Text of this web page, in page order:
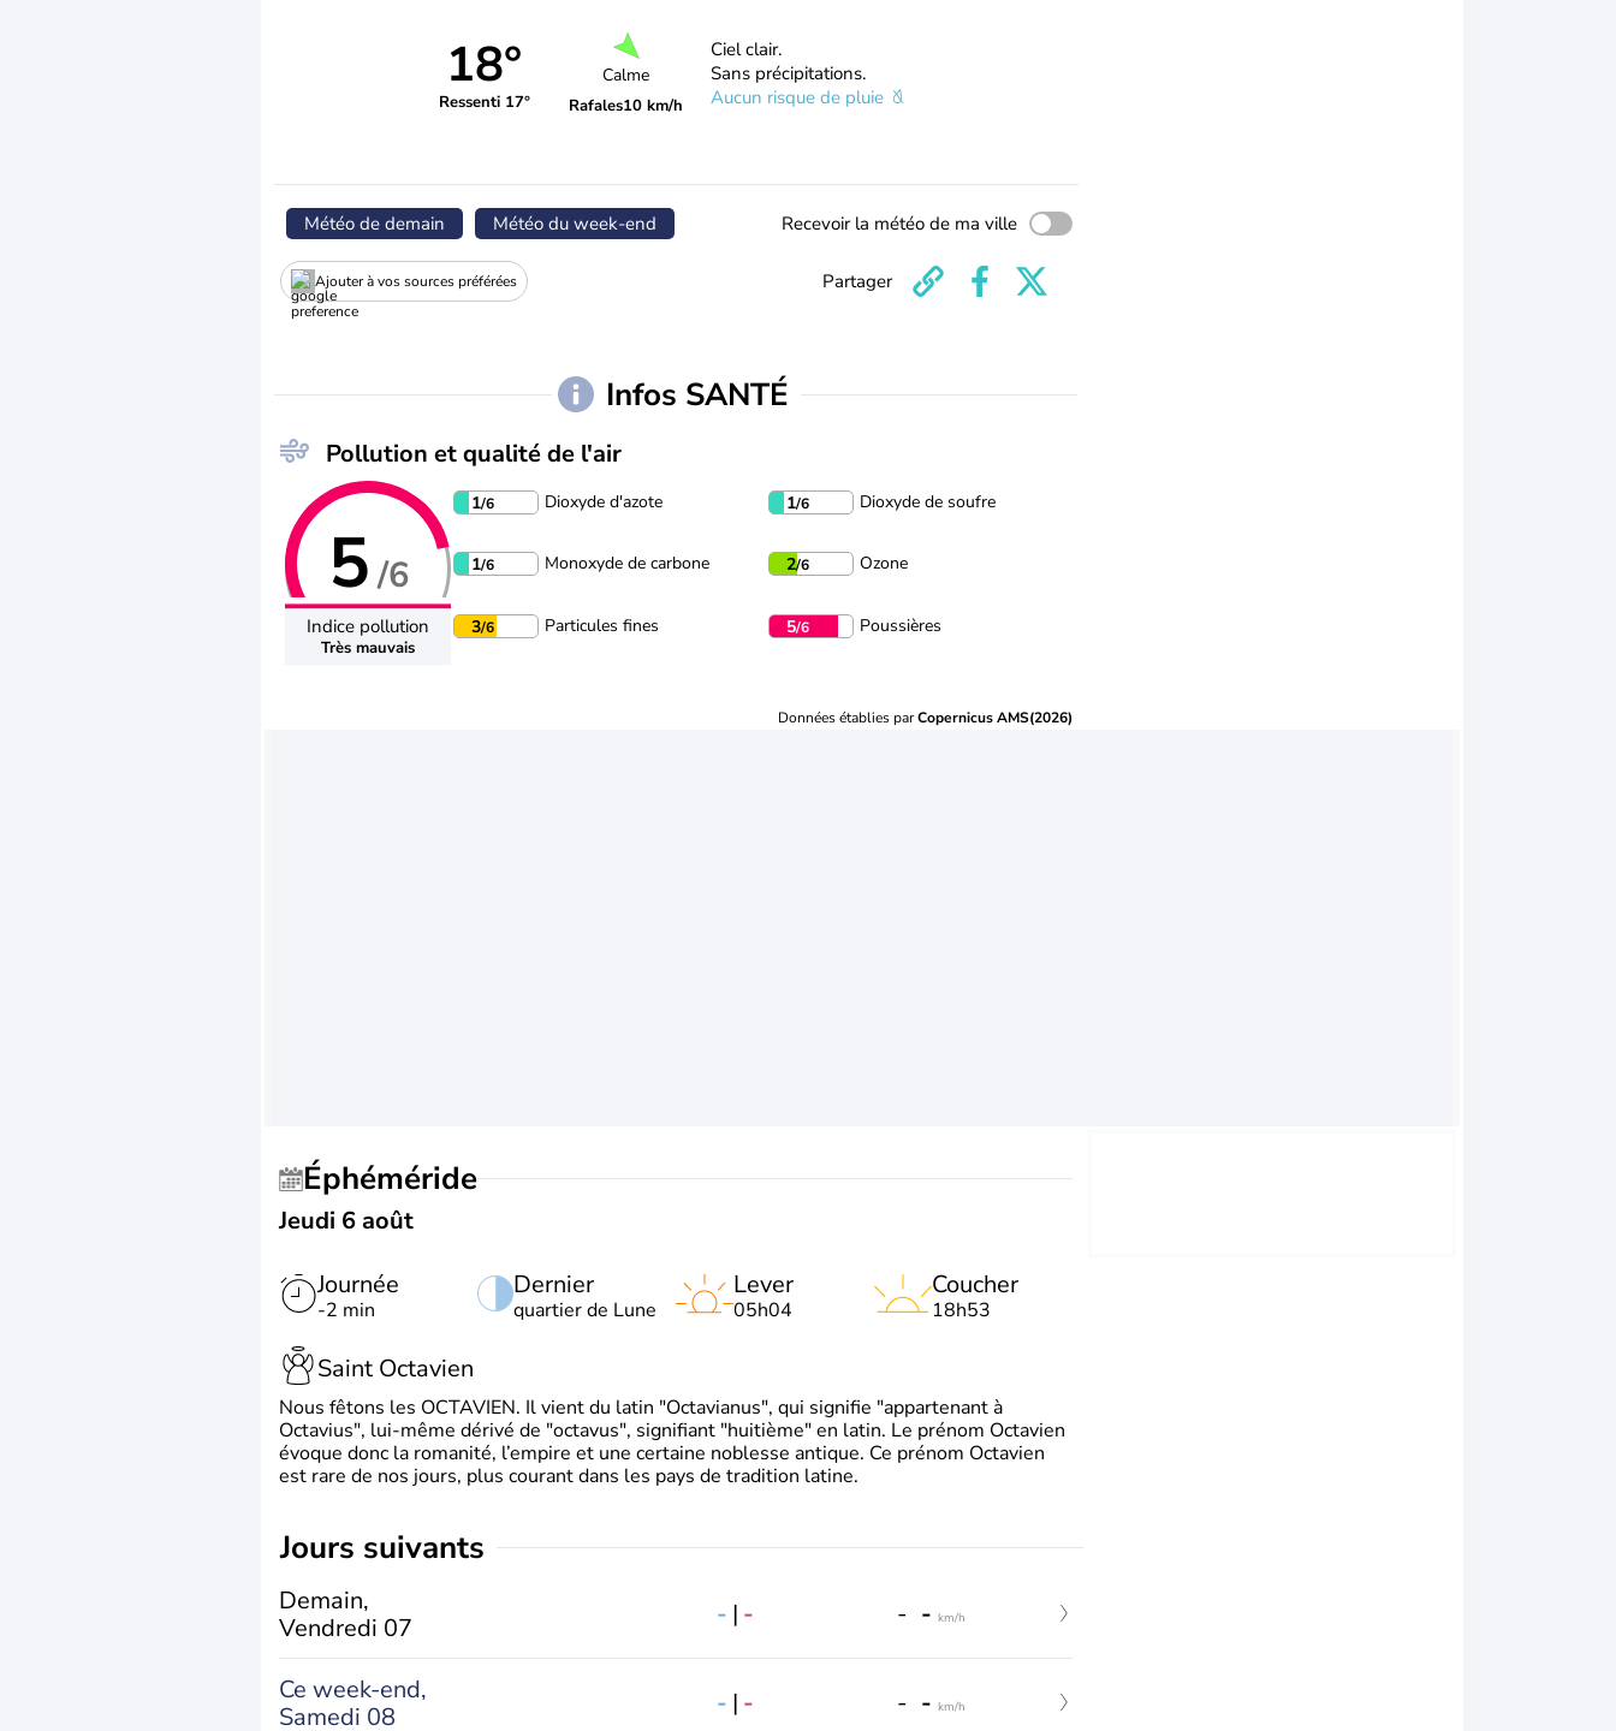
18°
Ressenti 17°
Calme
Rafales10 km/h
Ciel clair.
Sans précipitations.
Aucun risque de pluie
Météo de demain Météo du week-end Recevoir la météo de ma ville
Ajouter à vos sources préférées Partager
Infos SANTÉ
Pollution et qualité de l'air
5/6
Indice pollution
Très mauvais
1/6 Dioxyde d'azote 1/6 Dioxyde de soufre
1/6 Monoxyde de carbone 2/6 Ozone
3/6 Particules fines 5/6 Poussières
Données établies parCopernicus AMS(2026)
Éphéméride
Jeudi 6 août
Journée
-2 min
Dernier
quartier de Lune
Lever
05h04
Coucher
18h53
Saint Octavien
Nous fêtons les OCTAVIEN. Il vient du latin "Octavianus", qui signifie "appartenant à
Octavius", lui-même dérivé de "octavus", signifiant "huitième" en latin. Le prénom Octavien
évoque donc la romanité, l’empire et une certaine noblesse antique. Ce prénom Octavien
est rare de nos jours, plus courant dans les pays de tradition latine.
jours suivants
Demain,
Vendredi 07
- | - - - km/h
Ce week-end,
Samedi 08
- | - - - km/h